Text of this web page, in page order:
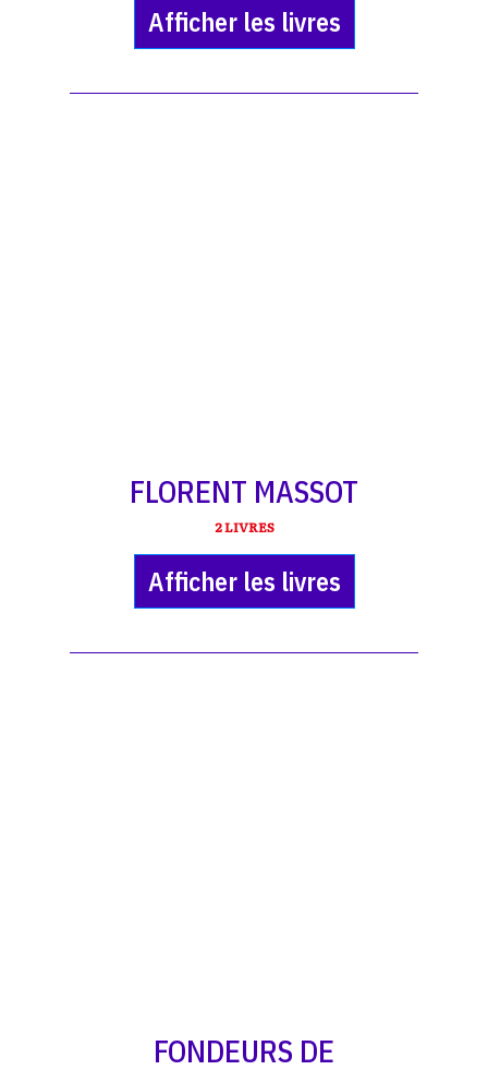
Afficher les livres
FLORENT MASSOT
2 LIVRES
Afficher les livres
FONDEURS DE